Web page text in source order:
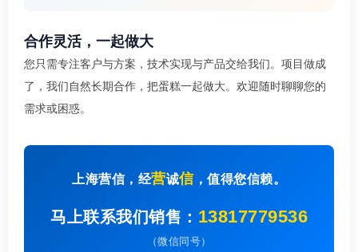
合作灵活，一起做大
您只需专注客户与方案，技术实现与产品交给我们。项目做成
了，我们自然长期合作，把蛋糕一起做大。欢迎随时聊聊您的
需求或困惑。
上海营信，经营诚信，值得您信赖。
马上联系我们销售： 13817779536
（微信同号）